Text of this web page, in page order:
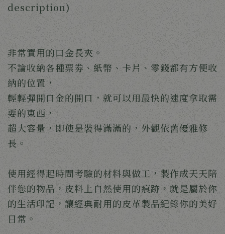
description)
非常實用的口金長夾。
不論收納各種票劵、紙幣、卡片、零錢都有方便收
納的位置，
輕輕彈開口金的開口，就可以用最快的速度拿取需
要的東西，
超大容量，即使是裝得滿滿的，外觀依舊優雅修
長。
使用經得起時間考驗的材料與做工，製作成天天陪
伴您的物品，皮料上自然使用的痕跡，就是屬於你
的生活印記，讓經典耐用的皮革製品紀錄你的美好
日常。